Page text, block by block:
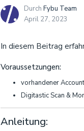
Durch Fybu Team
April 27, 2023
In diesem Beitrag
Voraussetzungen:
vorhandener
Digitastic Scan &
Anleitung: